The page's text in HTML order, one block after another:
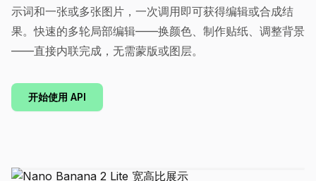
示词和一张或多张图片，一次调用即可获得编辑或合成结
果。快速的多轮局部编辑——换颜色、制作贴纸、调整背景
——直接内联完成，无需蒙版或图层。
开始使用 API